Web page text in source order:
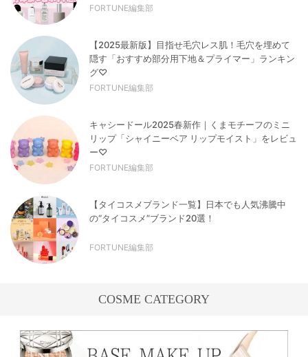
FORTUNE編集部
【2025最新版】目指せ毛穴レス肌！毛穴を埋めて
隠す「おすすめ部分用下地＆プライマー」ランキン
グ♡
FORTUNE編集部
キャシードール2025春新作｜くまモチーフのミニ
リップ「シャイニーベア リップモイスト」をレビュ
ー♡
FORTUNE編集部
【タイコスメブランド一覧】日本でも人気沸騰中
の“タイコスメ”ブランド20選！
FORTUNE編集部
COSME CATEGORY